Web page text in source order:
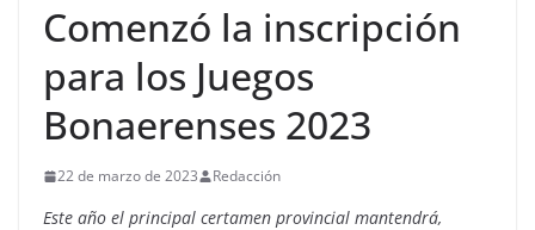
Comenzó la inscripción
para los Juegos
Bonaerenses 2023
22 de marzo de 2023 Redacción
Este año el principal certamen provincial mantendrá,